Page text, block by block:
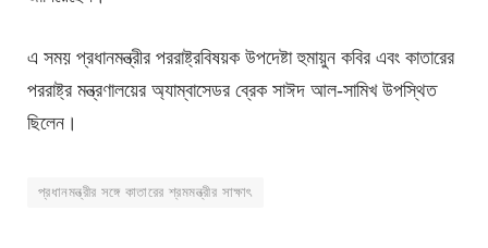
এ সময় প্রধানমন্ত্রীর পররাষ্ট্রবিষয়ক উপদেষ্টা হুমায়ুন কবির এবং কাতারের
পররাষ্ট্র মন্ত্রণালয়ের অ্যাম্বাসেডর ব্রেক সাঈদ আল-সামিখ উপস্থিত
ছিলেন।
প্রধানমন্ত্রীর সঙ্গে কাতারের শ্রমমন্ত্রীর সাক্ষাৎ